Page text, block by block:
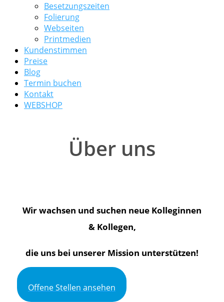
Besetzungszeiten
Folierung
Webseiten
Printmedien
Kundenstimmen
Preise
Blog
Termin buchen
Kontakt
WEBSHOP
Über uns
Wir wachsen und suchen neue Kolleginnen
& Kollegen,
die uns bei unserer Mission unterstützen!
Offene Stellen ansehen